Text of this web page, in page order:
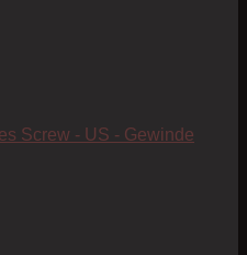
Screw - US - Gewinde